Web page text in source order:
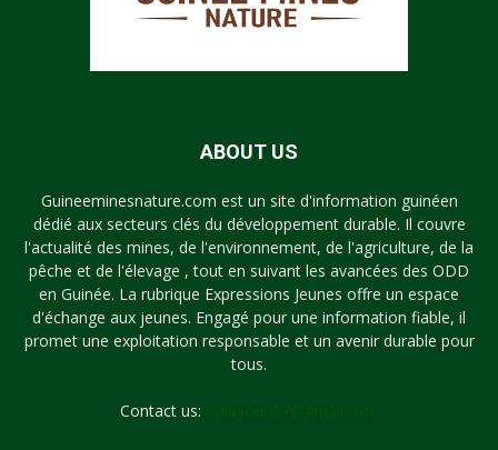
ABOUT US
Guineeminesnature.com est un site d'information guinéen
dédié aux secteurs clés du développement durable. Il couvre
l'actualité des mines, de l'environnement, de l'agriculture, de la
pêche et de l'élevage , tout en suivant les avancées des ODD
en Guinée. La rubrique Expressions Jeunes offre un espace
d'échange aux jeunes. Engagé pour une information fiable, il
promet une exploitation responsable et un avenir durable pour
tous.
Contact us: